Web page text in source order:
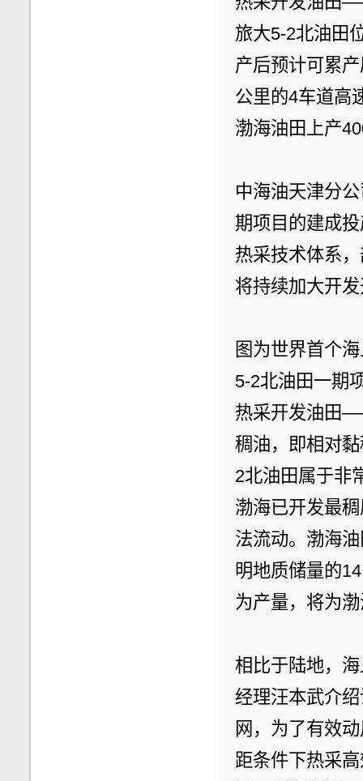
旅大5-2北油田
产后预计可累
公里的4车道高
渤海油田上产
中海油天津分
期项目的建成
热采技术体系
将持续加大开
图为世界首个
5-2北油田一期
热采开发油田
稠油，即相对
2北油田属于非
渤海已开发最
法流动。渤海
明地质储量的
为产量，将为
相比于陆地，
经理汪本武介
网，为了有效
距条件下热采